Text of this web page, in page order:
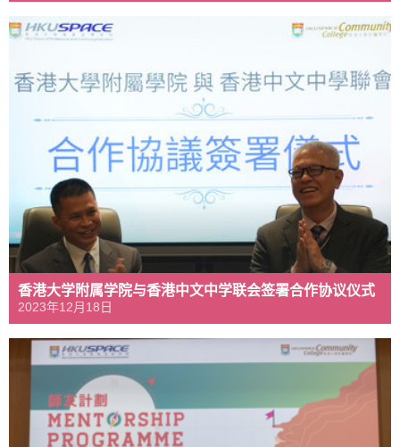
香港大学附属学院与香港中文中学联会签署合作协议仪式
2023年12月18日